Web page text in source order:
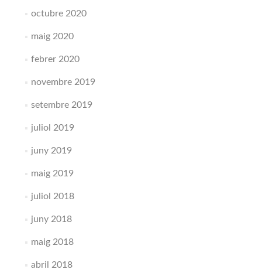
octubre 2020
maig 2020
febrer 2020
novembre 2019
setembre 2019
juliol 2019
juny 2019
maig 2019
juliol 2018
juny 2018
maig 2018
abril 2018